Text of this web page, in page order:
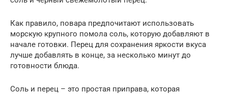
Как правило, повара предпочитают использовать
морскую крупного помола соль, которую добавляют в
начале готовки. Перец для сохранения яркости вкуса
лучше добавлять в конце, за несколько минут до
готовности блюда.
Соль и перец – это простая приправа, которая